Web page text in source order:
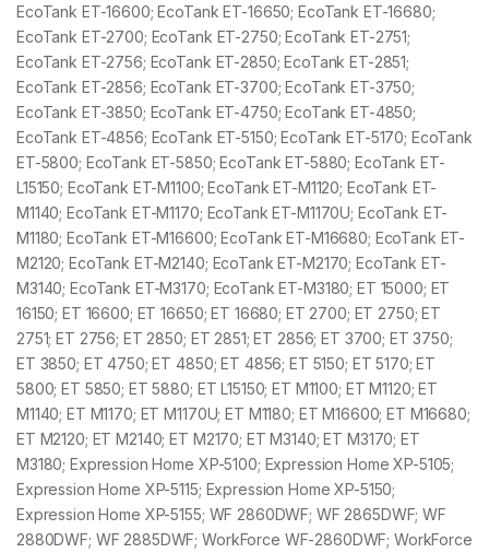
EcoTank ET-16600; EcoTank ET-16650; EcoTank ET-16680;
EcoTank ET-2700; EcoTank ET-2750; EcoTank ET-2751;
EcoTank ET-2756; EcoTank ET-2850; EcoTank ET-2851;
EcoTank ET-2856; EcoTank ET-3700; EcoTank ET-3750;
EcoTank ET-3850; EcoTank ET-4750; EcoTank ET-4850;
EcoTank ET-4856; EcoTank ET-5150; EcoTank ET-5170; EcoTank
ET-5800; EcoTank ET-5850; EcoTank ET-5880; EcoTank ET-
L15150; EcoTank ET-M1100; EcoTank ET-M1120; EcoTank ET-
M1140; EcoTank ET-M1170; EcoTank ET-M1170U; EcoTank ET-
M1180; EcoTank ET-M16600; EcoTank ET-M16680; EcoTank ET-
M2120; EcoTank ET-M2140; EcoTank ET-M2170; EcoTank ET-
M3140; EcoTank ET-M3170; EcoTank ET-M3180; ET 15000; ET
16150; ET 16600; ET 16650; ET 16680; ET 2700; ET 2750; ET
2751; ET 2756; ET 2850; ET 2851; ET 2856; ET 3700; ET 3750;
ET 3850; ET 4750; ET 4850; ET 4856; ET 5150; ET 5170; ET
5800; ET 5850; ET 5880; ET L15150; ET M1100; ET M1120; ET
M1140; ET M1170; ET M1170U; ET M1180; ET M16600; ET M16680;
ET M2120; ET M2140; ET M2170; ET M3140; ET M3170; ET
M3180; Expression Home XP-5100; Expression Home XP-5105;
Expression Home XP-5115; Expression Home XP-5150;
Expression Home XP-5155; WF 2860DWF; WF 2865DWF; WF
2880DWF; WF 2885DWF; WorkForce WF-2860DWF; WorkForce